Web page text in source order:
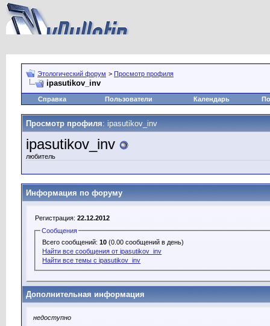
Этологический форум > Просмотр профиля
ipasutikov_inv
Справка Пользователи Календарь
Просмотр профиля: ipasutikov_inv
ipasutikov_inv
любитель
Информация по форуму
Регистрация: 22.12.2012
Сообщения
Всего сообщений:10 (0.00 сообщений в день)
Найти все сообщения от ipasutikov_inv
Найти все темы с ipasutikov_inv
Дополнительная информация
недоступно